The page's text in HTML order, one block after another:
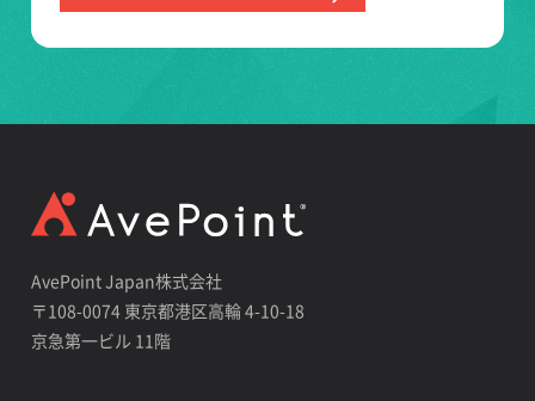
AvePoint Japan株式会社
〒108-0074 東京都港区高輪 4-10-18
京急第一ビル 11階